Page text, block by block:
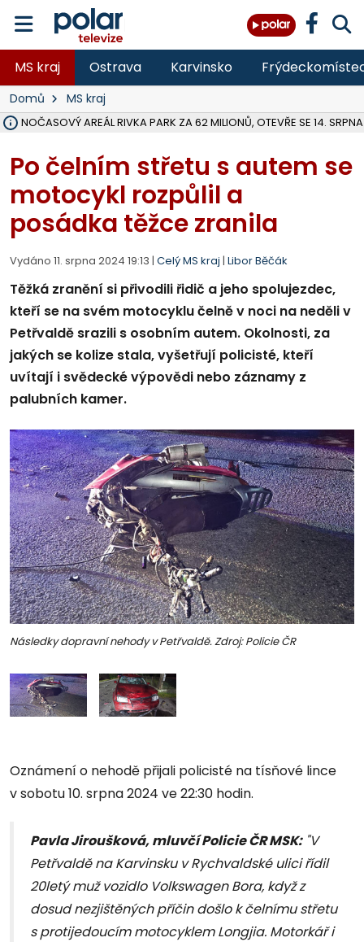
MS kraj Ostrava Karvinsko
Domů MS kraj
AREÁL RIVKA PARK ZA 62 MILIONŮ, OTEVŘE SE 14. SRPNA
Po čelním střetu s autem se
motocykl rozpůlil a
posádka těžce zranila
Vydáno 11. srpna 2024 19:13 | Celý MS kraj | Libor Běčák
Těžká zranění si přivodili řidič a jeho spolujezdec,
kteří se na svém motocyklu čelně v noci na neděli v
Petřvaldě srazili s osobním autem. Okolnosti, za
jakých se kolize stala, vyšetřují policisté, kteří
uvítají i svědecké výpovědi nebo záznamy z
palubních kamer.
Následky dopravní nehody v Petřvaldě. Zdroj: Policie ČR
Oznámení o nehodě přijali policisté na tísňové lince
v sobotu 10. srpna 2024 ve 22:30 hodin.
Pavla Jiroušková, mluvčí Policie ČR MSK:"V
Petřvaldě na Karvinsku v Rychvaldské ulici řídil
20letý muž vozidlo Volkswagen Bora, když z
dosud nezjištěných příčin došlo k čelnímu střetu
s protijedoucím motocyklem Longjia. Motorkář i